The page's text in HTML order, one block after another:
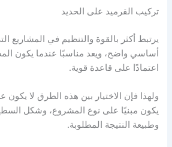
تركيب القرميد على الحديد
يرتبط أكثر بالقوة والتنظيم في المشاريع
أساسي واضح، ويعد مناسبًا عندما يكون
اعتمادًا على قاعدة قوية.
ولهذا فإن الاختيار بين هذه الطرق لا يكون
يكون مبنيًا على نوع المشروع، وشكل
وطبيعة النتيجة المطلوبة.